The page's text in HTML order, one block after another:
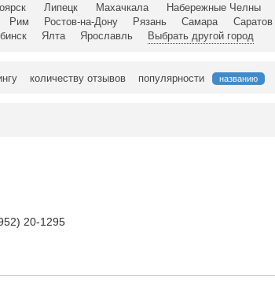
Липецк Махачкала Набережные Челны
Рим Ростов-на-Дону Рязань Самара Саратов
Ялта Ярославль Выбрать другой город
количеству отзывов популярности названию
20-1295